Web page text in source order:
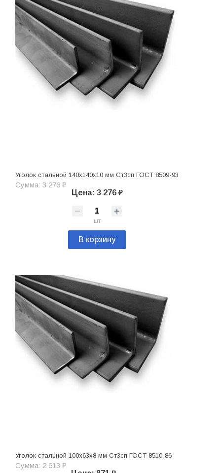
Уголок стальной 140х140х10 мм Ст3сп ГОСТ 8509-93
Сумма: 3 276 ₽
Цена: 3 276 ₽
шт
В корзину
Уголок стальной 100х63х8 мм Ст3сп ГОСТ 8510-86
Сумма: 2 613 ₽